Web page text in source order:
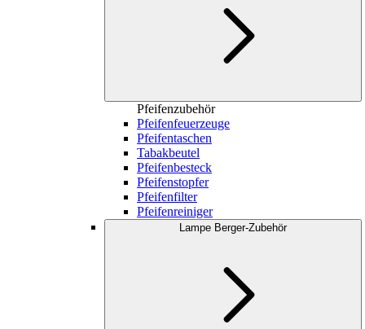
Pfeifenzubehör
Pfeifenfeuerzeuge
Pfeifentaschen
Tabakbeutel
Pfeifenbesteck
Pfeifenstopfer
Pfeifenfilter
Pfeifenreiniger
Lampe Berger-Zubehör